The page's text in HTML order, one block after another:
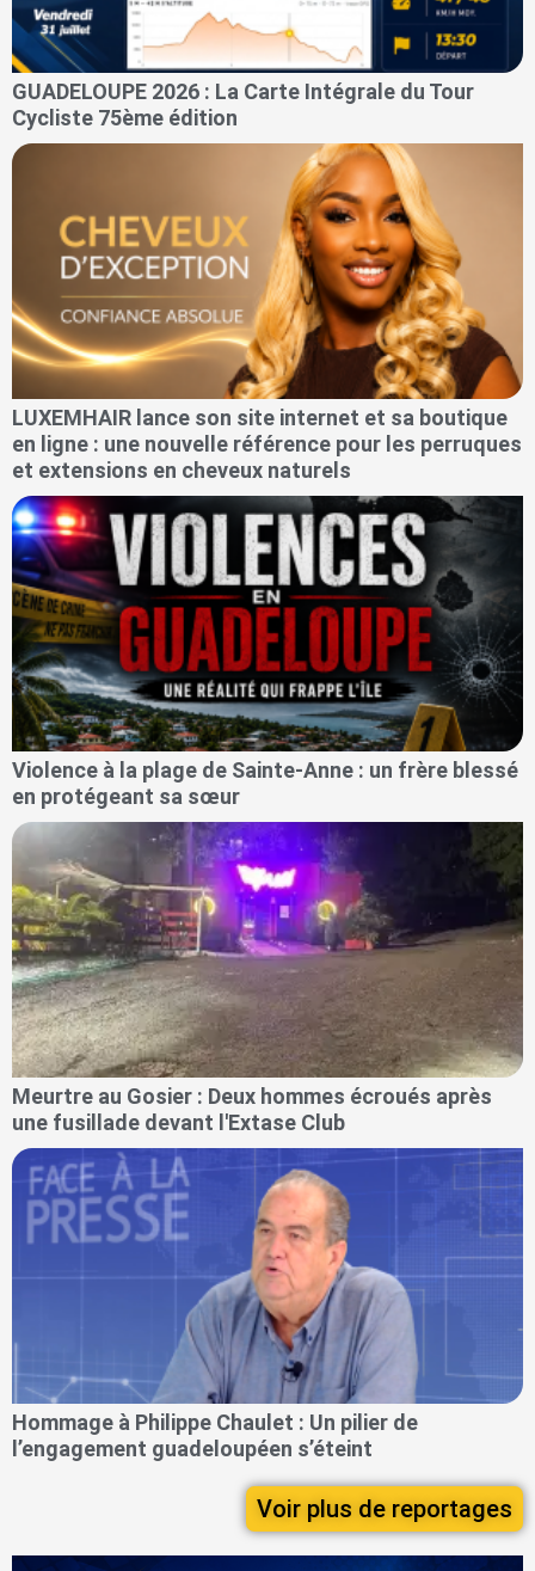
GUADELOUPE 2026 : La Carte Intégrale du Tour
Cycliste 75ème édition
LUXEMHAIR lance son site internet et sa boutique
en ligne : une nouvelle référence pour les perruques
et extensions en cheveux naturels
Violence à la plage de Sainte-Anne : un frère blessé
en protégeant sa sœur
Meurtre au Gosier : Deux hommes écroués après
une fusillade devant l'Extase Club
Hommage à Philippe Chaulet : Un pilier de
l’engagement guadeloupéen s’éteint
Voir plus de reportages